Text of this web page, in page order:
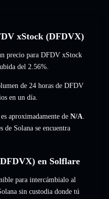
xStock (DFDVX)
precio para DFDV xStock
del 2.56%.
de 24 horas de DFDV
en un día.
aproximadamente de N/A.
Solana se encuentra
en Solflare
para intercámbialo al
sin custodia donde tú